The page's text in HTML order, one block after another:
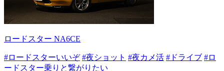
ロードスター NA6CE
#ロードスターいいぞ #夜ショット #夜カメ活 #ドライブ #ロ
ードスター乗りと繋がりたい